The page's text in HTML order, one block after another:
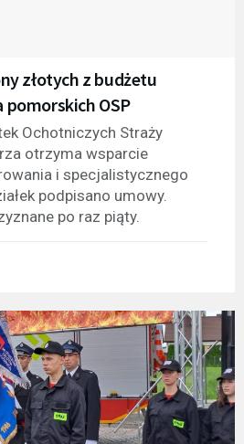
złotych z budżetu
OSP
Ochotniczych Straży
otrzyma wsparcie
i specjalistycznego
podpisano umowy.
po raz piąty.